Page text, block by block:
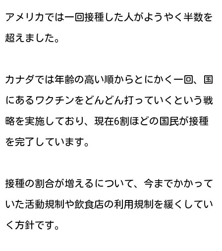
アメリカでは一回接種した人がようやく半数を
超えました。
カナダでは年齢の高い順からとにかく一回、国
にあるワクチンをどんどん打っていくという戦
略を実施しており、現在6割ほどの国民が接種
を完了しています。
接種の割合が増えるについて、今までかかって
いた活動規制や飲食店の利用規制を緩くしてい
く方針です。